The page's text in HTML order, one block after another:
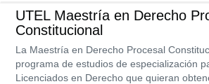
UTEL Maestría en Derecho
Constitucional
La Maestría en Derecho Procesal
programa de estudios de especialización
Licenciados en Derecho que quieran